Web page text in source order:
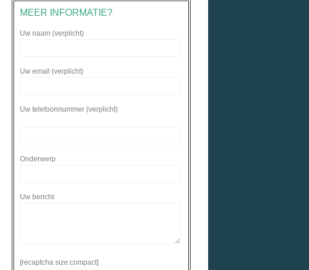
MEER INFORMATIE?
Uw naam (verplicht)
Uw email (verplicht)
Uw telefoonnummer (verplicht)
Onderwerp
Uw bericht
[recaptcha size:compact]